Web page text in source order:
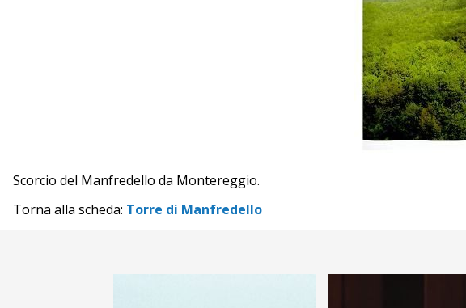
Scorcio del Manfredello da Montereggio.
Torna alla scheda: Torre di Manfredello